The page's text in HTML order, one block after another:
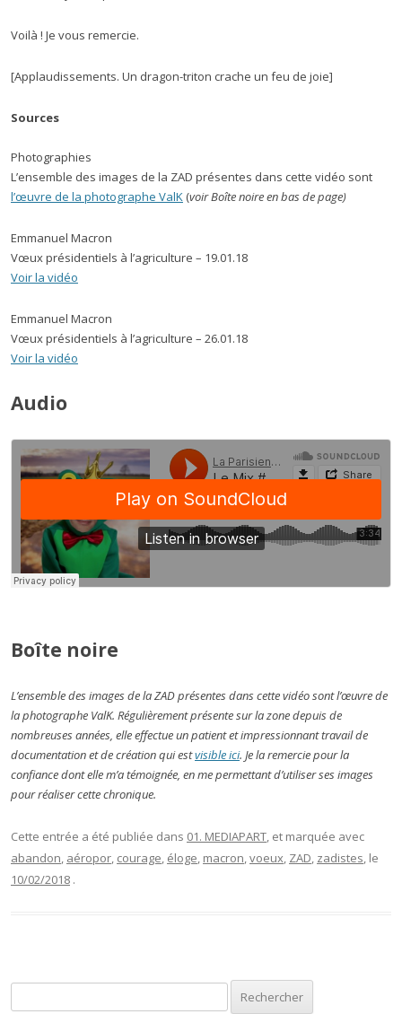
Voilà ! Je vous remercie.
[Applaudissements. Un dragon-triton crache un feu de joie]
Sources
Photographies
L’ensemble des images de la ZAD présentes dans cette vidéo sont
l’œuvre de la photographe ValK (voir Boîte noireen bas de page)
Emmanuel Macron
Vœux présidentiels à l’agriculture – 19.01.18
Voir la vidéo
Emmanuel Macron
Vœux présidentiels à l’agriculture – 26.01.18
Voir la vidéo
Audio
Boîte noire
L’ensemble des images de la ZAD présentes dans cette vidéo sont l’œuvre de
la photographe ValK. Régulièrement présente sur la zone depuis de
nombreuses années, elle effectue un patient et impressionnant travail de
documentation et de création qui estvisible ici. Je la remercie pour la
confiance dont elle m’a témoignée, en me permettant d’utiliser ses images
pour réaliser cette chronique.
Cette entrée a été publiée dans 01. MEDIAPART, et marquée avec
abandon, aéropor, courage, éloge, macron,voeux, ZAD, zadistes, le
10/02/2018 .